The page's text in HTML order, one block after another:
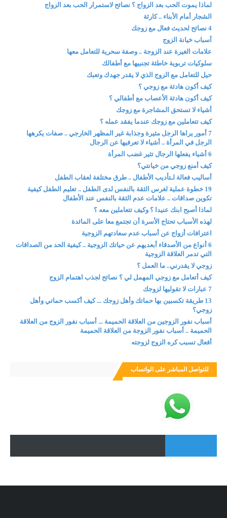
لماذا يموت الحب بعد الزواج ؟ نصائح لاستمرار الحب بعد الزواج
الشجار أمام الأبناء .. كارثة
4 نصائح لحديث فعال مع زوجك
أسباب خيانة الزوج
علامات الغيرة عند الزوجة .. وصفة سحرية للتعامل معها
سلوكيات تربوية خاطئة تجنبيها مع أطفالك
حيل للتعامل مع الزوج الذي لا يقدر جهدك وتعبك
كيف أكون هادئة مع زوجي ؟
كيف أكون هادئة الأعصاب مع أطفالي ؟
أشياء لا تستحق المشاجرة مع زوجك
كيف تتعاملين مع زوجك عندما يفقد عمله ؟
7 أمور يراها الرجل مثيرة وجذابة غير المظهر الخارجي .. صفات يكرهها
الرجل في المرأة .. أشياء لا تعرفيها عن الرجال
6 أشياء يفعلها الرجال تثير غضب المرأة
كيف أمنع زوجي من خيانتي؟
أساليب فعالة لـتأديب الأطفال .. طرق مختلفة لعقاب الطفل
19 خطوة عملية لغرس الثقة بالنفس لدى الطفل .. تعليم الطفل كيفية
تكوين صداقات .. علامات عدم الثقة بالنفس عند الأطفال
لماذا أصبح ابنك عنيدا ؟ وكيف تتعاملين معه ؟
لهذه الأسباب تحتاج الأسرة أن تجتمع معا على المائدة
اعترافات أزواج عن أسباب عدم سعادتهم الزوجية
6 أنواع من الأصدقاء أبعديهم عن حياتك الزوجية .. كيفية الحد من الصداقات
التي تدمر العلاقة الزوجية
زوجي لا يقدرني.. ما العمل ؟
كيف أتعامل مع زوجي المهمل لي ؟ نصائح لجذب اهتمام الزوج
7 عبارات لا تقوليها لزوجك
13 طريقة تكسبين بها حماتك وأهل زوجك ... كيف أكسب حماتي وأهل
زوجي؟
أسباب نفور الزوجين من العلاقة الحميمة ... أسباب نفور الزوج من العلاقة
الحميمة .. أسباب نفور الزوجة من العلاقة الحميمة
أفعال تسبب كره الزوج لزوجته
للتواصل المباشر على الواتساب